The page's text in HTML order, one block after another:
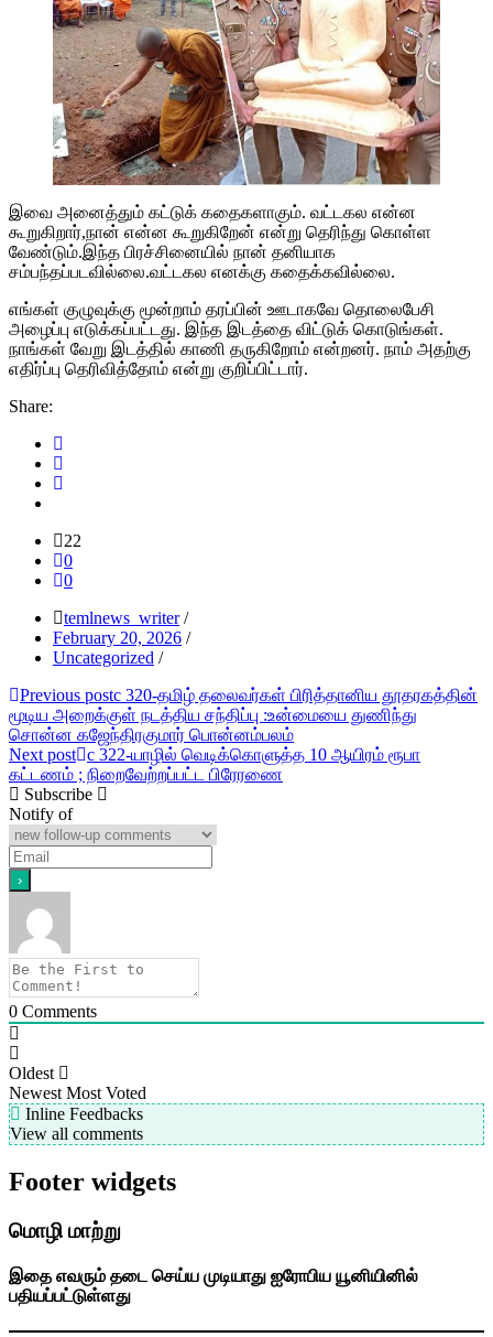
இவை அனைத்தும் கட்டுக் கதைகளாகும். வட்டகல என்ன
கூறுகிறார்,நான் என்ன கூறுகிறேன் என்று தெரிந்து கொள்ள
வேண்டும்.இந்த பிரச்சினையில் நான் தனியாக
சம்பந்தப்படவில்லை.வட்டகல எனக்கு கதைக்கவில்லை.
எங்கள் குழுவுக்கு மூன்றாம் தரப்பின் ஊடாகவே தொலைபேசி
அழைப்பு எடுக்கப்பட்டது. இந்த இடத்தை விட்டுக் கொடுங்கள்.
நாங்கள் வேறு இடத்தில் காணி தருகிறோம் என்றனர். நாம் அதற்கு
எதிர்ப்பு தெரிவித்தோம் என்று குறிப்பிட்டார்.
Share:
22
0
0
temlnews_writer /
February 20, 2026 /
Uncategorized /
Post
navigation
Previous postc 320-தமிழ் தலைவர்கள் பிரித்தானிய தூதரகத்தின்
மூடிய அறைக்குள் நடத்திய சந்திப்பு :உன்மையை துணிந்து
சொன்ன கஜேந்திரகுமார் பொன்னம்பலம்
Next post c 322-யாழில் வெடிக்கொளுத்த 10 ஆயிரம் ரூபா
கட்டணம் ; நிறைவேற்றப்பட்ட பிரேரணை
Subscribe
Notify of
0 Comments
Oldest
Newest Most Voted
Inline Feedbacks
View all comments
Footer widgets
மொழி மாற்று
இதை எவரும் தடை செய்ய முடியாது ஐரோபிய யூனியினில்
பதியப்பட்டுள்ளது